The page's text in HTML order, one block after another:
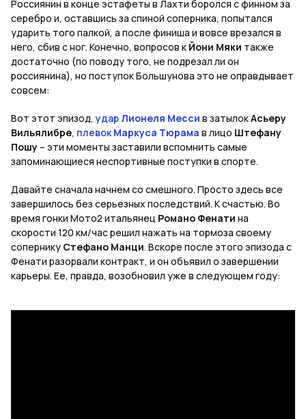
Россиянин в конце эстафеты в Лахти боролся с финном за
серебро и, оставшись за спиной соперника, попытался
ударить того палкой, а после финиша и вовсе врезался в
него, сбив с ног. Конечно, вопросов к Йони Мяки также
достаточно (по поводу того, не подрезал ли он
россиянина), но поступок Большунова это не оправдывает
совсем:
Вот этот эпизод, удар Лионеля Месси в затылокАсьеру
Вильялибре, плевокМаркуса Тюрама в лицо Штефану
Пошу – эти моменты заставили вспомнить самые
запоминающиеся неспортивные поступки в спорте.
Давайте сначала начнем со смешного. Просто здесь все
завершилось без серьезных последствий. К счастью. Во
время гонки Мото2 итальянец Романо Фенати на
скорости 120 км/час решил нажать на тормоза своему
сопернику Стефано Манци. Вскоре после этого эпизода с
Фенати разорвали контракт, и он объявил о завершении
карьеры. Ее, правда, возобновил уже в следующем году: